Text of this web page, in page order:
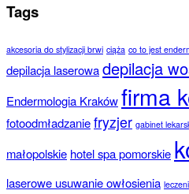
Tags
akcesoria do stylizacji brwi ciąża co to jest
depilacja laserowadepilacja
Endermologia Krakówfirma
fotoodmładzaniefryzjer gabinet
małopolskie hotel spa pomorskie
laserowe usuwanie owłosienia